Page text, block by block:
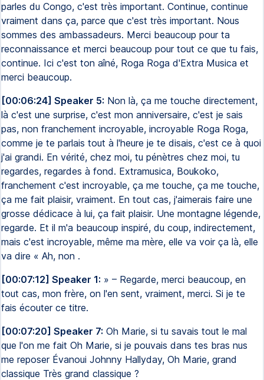
parles du Congo, c'est très important. Continue, continue
vraiment dans ça, parce que c'est très important. Nous
sommes des ambassadeurs. Merci beaucoup pour ta
reconnaissance et merci beaucoup pour tout ce que tu fais,
continue. Ici c'est ton aîné, Roga Roga d'Extra Musica et
merci beaucoup.
[00:06:24] Speaker 5: Non là, ça me touche directement,
là c'est une surprise, c'est mon anniversaire, c'est je sais
pas, non franchement incroyable, incroyable Roga Roga,
comme je te parlais tout à l'heure je te disais, c'est ce à quoi
j'ai grandi. En vérité, chez moi, tu pénètres chez moi, tu
regardes, regardes à fond. Extramusica, Boukoko,
franchement c'est incroyable, ça me touche, ça me touche,
ça me fait plaisir, vraiment. En tout cas, j'aimerais faire une
grosse dédicace à lui, ça fait plaisir. Une montagne légende,
regarde. Et il m'a beaucoup inspiré, du coup, indirectement,
mais c'est incroyable, même ma mère, elle va voir ça là, elle
va dire « Ah, non .
[00:07:12] Speaker 1: » – Regarde, merci beaucoup, en
tout cas, mon frère, on l'en sent, vraiment, merci. Si je te
fais écouter ce titre.
[00:07:20] Speaker 7: Oh Marie, si tu savais tout le mal
que l'on me fait Oh Marie, si je pouvais dans tes bras nus
me reposer Évanoui Johnny Hallyday, Oh Marie, grand
classique Très grand classique ?